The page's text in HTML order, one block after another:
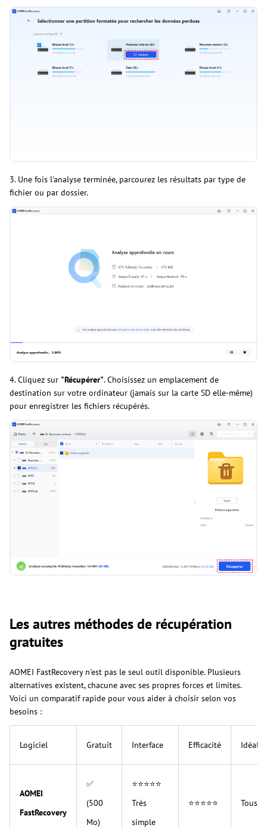
3. Une fois l'analyse terminée, parcourez les résultats par type de
fichier ou par dossier.
4. Cliquez sur "Récupérer". Choisissez un emplacement de
destination sur votre ordinateur (jamais sur la carte SD elle-même)
pour enregistrer les fichiers récupérés.
Les autres méthodes de récupération
gratuites
AOMEI FastRecovery n'est pas le seul outil disponible. Plusieurs
alternatives existent, chacune avec ses propres forces et limites.
Voici un comparatif rapide pour vous aider à choisir selon vos
besoins :
Logiciel Gratuit Interface Efficacité Idéal
AOMEI
FastRecovery
✅
(500
Mo)
⭐⭐⭐⭐⭐
Très
simple
⭐⭐⭐⭐⭐ Tous